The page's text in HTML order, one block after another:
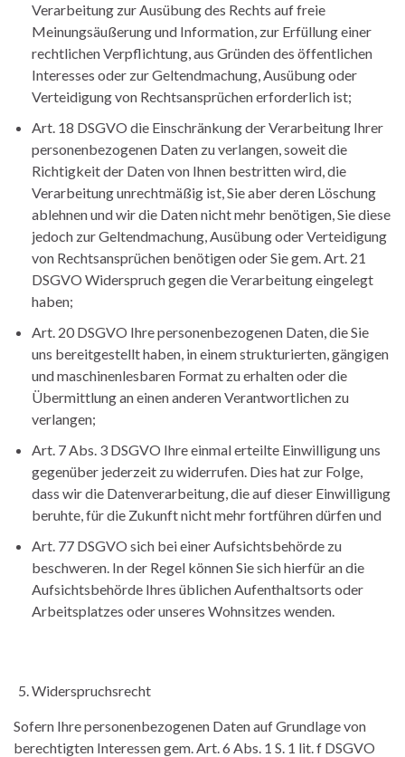
Verarbeitung zur Ausübung des Rechts auf freie
Meinungsäußerung und Information, zur Erfüllung einer
rechtlichen Verpflichtung, aus Gründen des öffentlichen
Interesses oder zur Geltendmachung, Ausübung oder
Verteidigung von Rechtsansprüchen erforderlich ist;
Art. 18 DSGVO die Einschränkung der Verarbeitung Ihrer
personenbezogenen Daten zu verlangen, soweit die
Richtigkeit der Daten von Ihnen bestritten wird, die
Verarbeitung unrechtmäßig ist, Sie aber deren Löschung
ablehnen und wir die Daten nicht mehr benötigen, Sie diese
jedoch zur Geltendmachung, Ausübung oder Verteidigung
von Rechtsansprüchen benötigen oder Sie gem. Art. 21
DSGVO Widerspruch gegen die Verarbeitung eingelegt
haben;
Art. 20 DSGVO Ihre personenbezogenen Daten, die Sie
uns bereitgestellt haben, in einem strukturierten, gängigen
und maschinenlesbaren Format zu erhalten oder die
Übermittlung an einen anderen Verantwortlichen zu
verlangen;
Art. 7 Abs. 3 DSGVO Ihre einmal erteilte Einwilligung uns
gegenüber jederzeit zu widerrufen. Dies hat zur Folge,
dass wir die Datenverarbeitung, die auf dieser Einwilligung
beruhte, für die Zukunft nicht mehr fortführen dürfen und
Art. 77 DSGVO sich bei einer Aufsichtsbehörde zu
beschweren. In der Regel können Sie sich hierfür an die
Aufsichtsbehörde Ihres üblichen Aufenthaltsorts oder
Arbeitsplatzes oder unseres Wohnsitzes wenden.
Widerspruchsrecht
Sofern Ihre personenbezogenen Daten auf Grundlage von
berechtigten Interessen gem. Art. 6 Abs. 1 S. 1 lit. f DSGVO